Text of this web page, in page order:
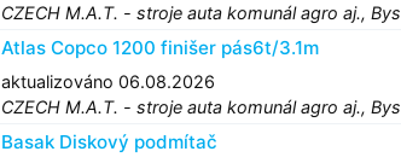
CZECH M.A.T. - stroje auta komunál agro aj.,
Atlas Copco 1200 finišer pás6t/3.1m
aktualizováno 06.08.2026
CZECH M.A.T. - stroje auta komunál agro aj.,
Basak Diskový podmítač